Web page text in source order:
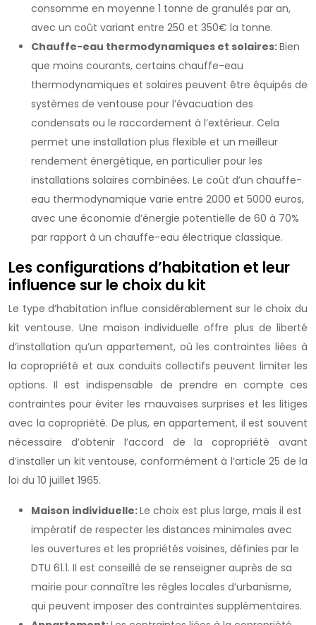
consomme en moyenne 1 tonne de granulés par an,
avec un coût variant entre 250 et 350€ la tonne.
Chauffe-eau thermodynamiques et solaires:Bien
que moins courants, certains chauffe-eau
thermodynamiques et solaires peuvent être équipés de
systèmes de ventouse pour l’évacuation des
condensats ou le raccordement à l’extérieur. Cela
permet une installation plus flexible et un meilleur
rendement énergétique, en particulier pour les
installations solaires combinées. Le coût d’un chauffe-
eau thermodynamique varie entre 2000 et 5000 euros,
avec une économie d’énergie potentielle de 60 à 70%
par rapport à un chauffe-eau électrique classique.
Les configurations d’habitation et leur
influence sur le choix du kit
Le type d’habitation influe considérablement sur le choix du
kit ventouse. Une maison individuelle offre plus de liberté
d’installation qu’un appartement, où les contraintes liées à
la copropriété et aux conduits collectifs peuvent limiter les
options. Il est indispensable de prendre en compte ces
contraintes pour éviter les mauvaises surprises et les litiges
avec la copropriété. De plus, en appartement, il est souvent
nécessaire d’obtenir l’accord de la copropriété avant
d’installer un kit ventouse, conformément à l’article 25 de la
loi du 10 juillet 1965.
Maison individuelle:Le choix est plus large, mais il est
impératif de respecter les distances minimales avec
les ouvertures et les propriétés voisines, définies par le
DTU 61.1. Il est conseillé de se renseigner auprès de sa
mairie pour connaître les règles locales d’urbanisme,
qui peuvent imposer des contraintes supplémentaires.